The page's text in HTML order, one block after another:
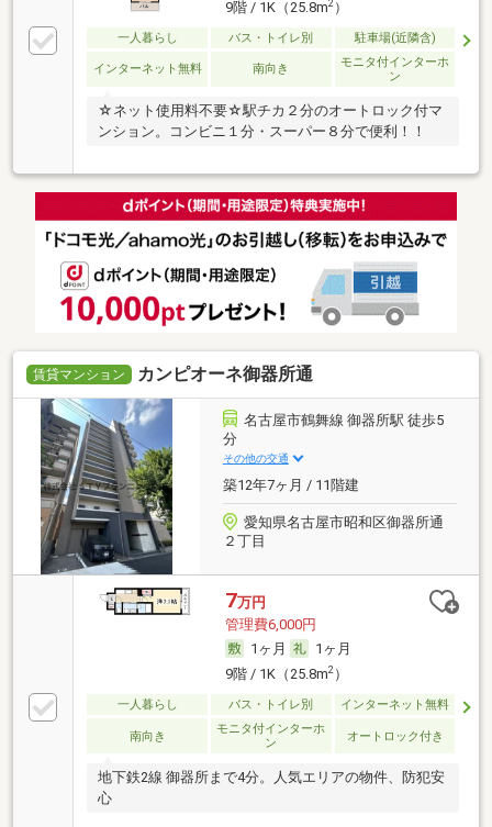
9階 / 1K（25.8m2）
一人暮らし バス・トイレ別 駐車場(近隣含)
インターネット無料 南向き
モニタ付インターホ
ン
☆ネット使用料不要☆駅チカ２分のオートロック付マ
ンション。コンビニ１分・スーパー８分で便利！！
賃貸マンション カンピオーネ御器所通
名古屋市鶴舞線 御器所駅 徒歩5
分
その他の交通
築12年7ヶ月 / 11階建
愛知県名古屋市昭和区御器所通
２丁目
7万円
管理費6,000円
1ヶ月
1ヶ月
9階 / 1K（25.8m2）
一人暮らし バス・トイレ別 インターネット無料
南向き
モニタ付インターホ
ン
オートロック付き
地下鉄2線 御器所まで4分。人気エリアの物件、防犯安
心